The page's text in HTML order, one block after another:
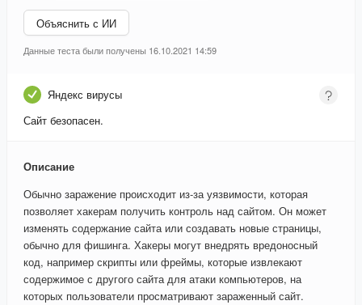
Объяснить с ИИ
Данные теста были получены 16.10.2021 14:59
Яндекс вирусы
Сайт безопасен.
Описание
Обычно заражение происходит из-за уязвимости, которая
позволяет хакерам получить контроль над сайтом. Он может
изменять содержание сайта или создавать новые страницы,
обычно для фишинга. Хакеры могут внедрять вредоносный
код, например скрипты или фреймы, которые извлекают
содержимое с другого сайта для атаки компьютеров, на
которых пользователи просматривают зараженный сайт.